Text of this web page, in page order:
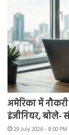
अमेरिका में
इंजीनियर, बोले-
29 July 2026 - 8:00 PM